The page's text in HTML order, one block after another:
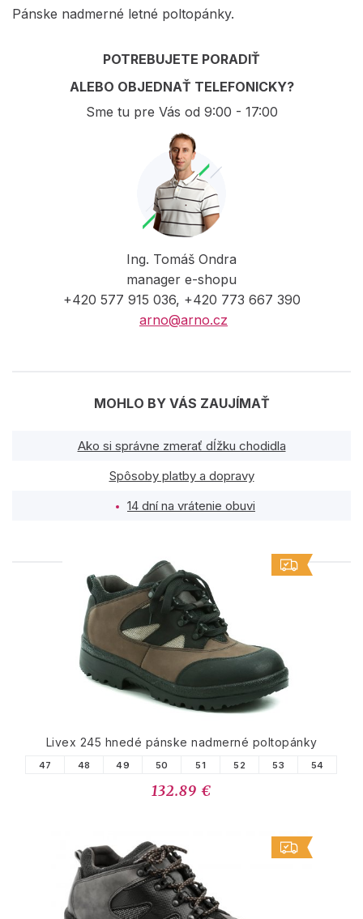
Pánske nadmerné letné poltopánky.
POTREBUJETE PORADIŤ
ALEBO OBJEDNAŤ TELEFONICKY?
Sme tu pre Vás od 9:00 - 17:00
Ing. Tomáš Ondra
manager e-shopu
+420 577 915 036, +420 773 667 390
arno@arno.cz
MOHLO BY VÁS ZAUJÍMAŤ
Ako si správne zmerať dĺžku chodidla
Spôsoby platby a dopravy
14 dní na vrátenie obuvi
PODOBNÉ PRODUKTY
Livex 245 hnedé pánske nadmerné poltopánky
47 48 49 50 51 52 53 54
132.89 €